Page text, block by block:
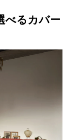
べるカバー